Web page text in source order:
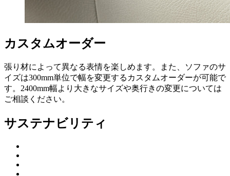
カスタムオーダー
張り材によって異なる表情を楽しめます。また、ソファのサ
イズは300mm単位で幅を変更するカスタムオーダーが可能で
す。2400mm幅より大きなサイズや奥行きの変更については
ご相談ください。
サステナビリティ